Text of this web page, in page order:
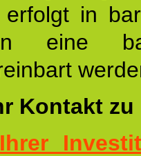
erfolgt in
eine
Kontakt